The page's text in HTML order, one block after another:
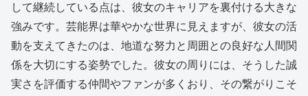
して継続している点は、彼女のキャリアを裏付ける大きな
強みです。芸能界は華やかな世界に見えますが、彼女の活
動を支えてきたのは、地道な努力と周囲との良好な人間関
係を大切にする姿勢でした。彼女の周りには、そうした誠
実さを評価する仲間やファンが多くおり、その繋がりこそ